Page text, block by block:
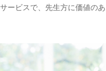
ービスで、先生方に価値の